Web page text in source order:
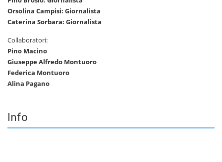
Orsolina Campisi: Giornalista
Caterina Sorbara: Giornalista
Collaboratori:
Pino Macino
Giuseppe Alfredo Montuoro
Federica Montuoro
Alina Pagano
Info